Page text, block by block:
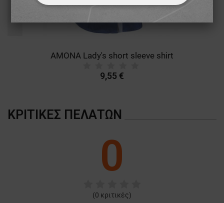
AMONA Lady's short sleeve shirt
9,55 €
ΚΡΙΤΙΚΈΣ ΠΕΛΑΤΏΝ
0
(0 κριτικές)
ΑΠΟΛΎΤΩΣ ΑΠΑΡΑΊΤΗΤΑ
ΑΠΌΔΟΣΗΣ ΣΤΌΧΕΥΣΗΣ
ΛΕΙΤΟΥΡΓΙΚΌΤΗΤΑΣ
ΜΗ ΤΑΞΙΝΟΜΗΜΈΝΑ